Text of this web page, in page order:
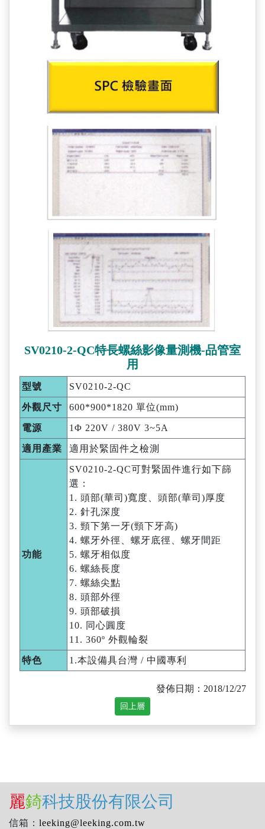
SV0210-2-QC特長螺絲影像量測機-品管室
用
型號 SV0210-2-QC
外觀尺寸 600*900*1820 單位(mm)
電源 1Φ 220V / 380V 3~5A
適用產業 適用於緊固件之檢測
功能
SV0210-2-QC可對緊固件進行如下篩
選：
1. 頭部(華司)寬度、頭部(華司)厚度
2. 針孔深度
3. 頸下第一牙(頸下牙高)
4. 螺牙外徑、螺牙底徑、螺牙間距
5. 螺牙相似度
6. 螺絲長度
7. 螺絲尖點
8. 頭部外徑
9. 頭部破損
10. 同心圓度
11. 360º 外觀輪裂
特色 1.本設備具台灣 / 中國專利
發佈日期：2018/12/27
麗錡科技股份有限公司
信箱： leeking@leeking.com.tw